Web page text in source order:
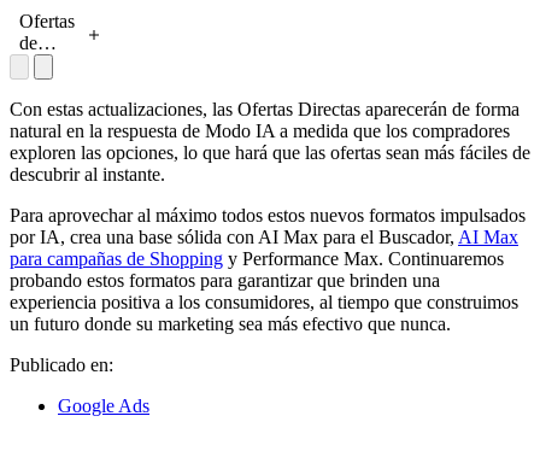
+ proceso de
pago nativo
Ofertas
de
viaje
Con estas actualizaciones, las Ofertas Directas aparecerán de forma
natural en la respuesta de Modo IA a medida que los compradores
exploren las opciones, lo que hará que las ofertas sean más fáciles de
descubrir al instante.
Para aprovechar al máximo todos estos nuevos formatos impulsados ​​
por IA, crea una base sólida con AI Max para el Buscador, AI Max
para campañas de Shopping y Performance Max. Continuaremos
probando estos formatos para garantizar que brinden una
experiencia positiva a los consumidores, al tiempo que construimos
un futuro donde su marketing sea más efectivo que nunca.
Publicado en:
Google Ads